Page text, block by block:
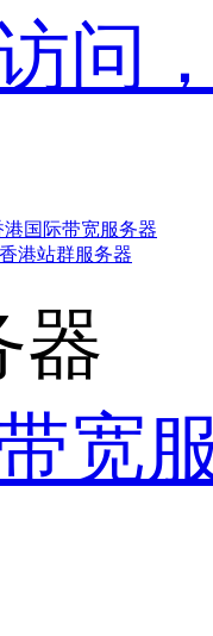
问
港国际带宽服务器
港站群服务器
器
宽